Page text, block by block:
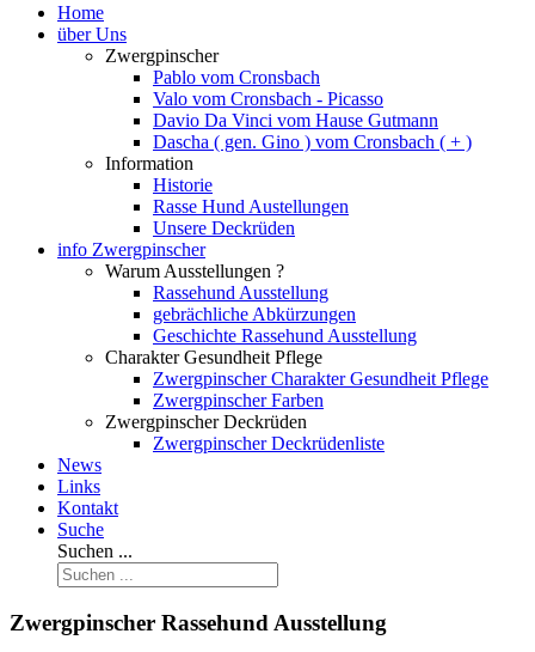
Home
über Uns
Zwergpinscher
Pablo vom Cronsbach
Valo vom Cronsbach - Picasso
Davio Da Vinci vom Hause Gutmann
Dascha ( gen. Gino ) vom Cronsbach ( + )
Information
Historie
Rasse Hund Austellungen
Unsere Deckrüden
info Zwergpinscher
Warum Ausstellungen ?
Rassehund Ausstellung
gebrächliche Abkürzungen
Geschichte Rassehund Ausstellung
Charakter Gesundheit Pflege
Zwergpinscher Charakter Gesundheit Pflege
Zwergpinscher Farben
Zwergpinscher Deckrüden
Zwergpinscher Deckrüdenliste
News
Links
Kontakt
Suche
Suchen ...
Zwergpinscher Rassehund Ausstellung